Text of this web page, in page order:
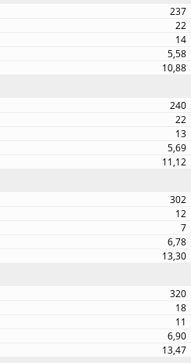
237
22
14
5,58
10,88
240
22
13
5,69
11,12
302
12
7
6,78
13,30
320
18
11
6,90
13,47